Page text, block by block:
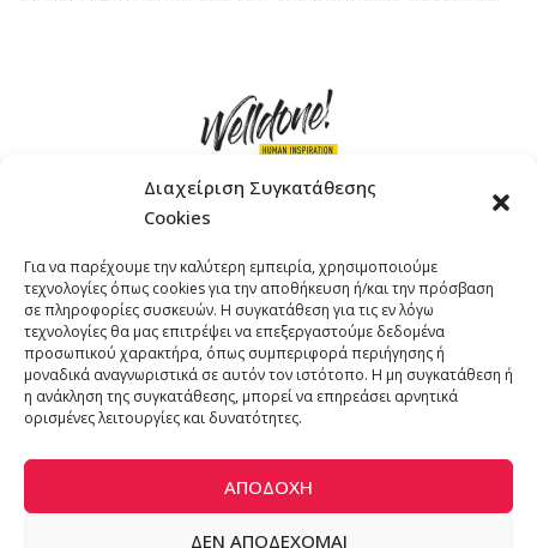
Διαχείριση Συγκατάθεσης
Cookies
Για να παρέχουμε την καλύτερη εμπειρία, χρησιμοποιούμε
τεχνολογίες όπως cookies για την αποθήκευση ή/και την πρόσβαση
σε πληροφορίες συσκευών. Η συγκατάθεση για τις εν λόγω
τεχνολογίες θα μας επιτρέψει να επεξεργαστούμε δεδομένα
προσωπικού χαρακτήρα, όπως συμπεριφορά περιήγησης ή
μοναδικά αναγνωριστικά σε αυτόν τον ιστότοπο. Η μη συγκατάθεση ή
η ανάκληση της συγκατάθεσης, μπορεί να επηρεάσει αρνητικά
ορισμένες λειτουργίες και δυνατότητες.
ΑΠΟΔΟΧΉ
ΔΕΝ ΑΠΟΔΈΧΟΜΑΙ
ΤΗΛΕΦΩΝΟ: +30 211 4021758
EMAIL:info@welldone.com.gr